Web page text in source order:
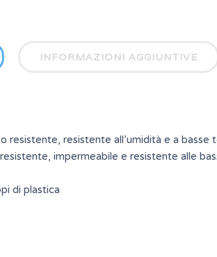
INFORMAZIONI AGGIUNTIVE
resistente, resistente all’umidità e a basse
impermeabile e resistente alle
di plastica